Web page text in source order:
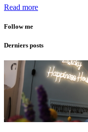
Read more
Follow me
Derniers posts